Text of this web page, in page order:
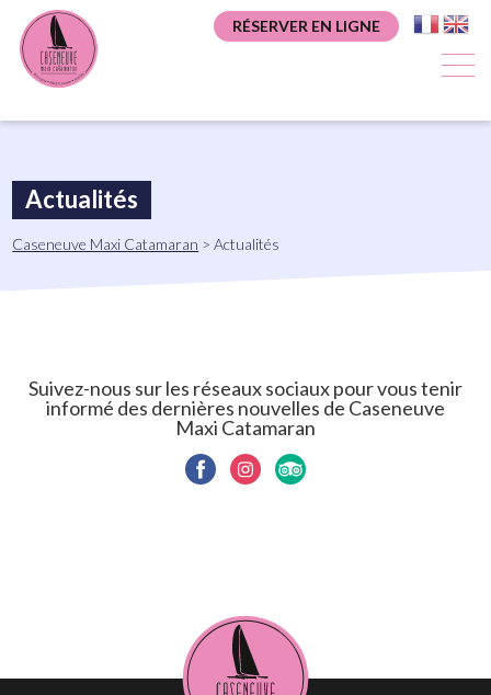
Aller
contenu
principal
RÉSERVER EN LIGNE
Actualités
Fil
Caseneuve Maxi Catamaran Actualités
Suivez-nous sur les réseaux sociaux pour vous tenir
informé des dernières nouvelles de Caseneuve
Maxi Catamaran
Panneau de gestion des cookies